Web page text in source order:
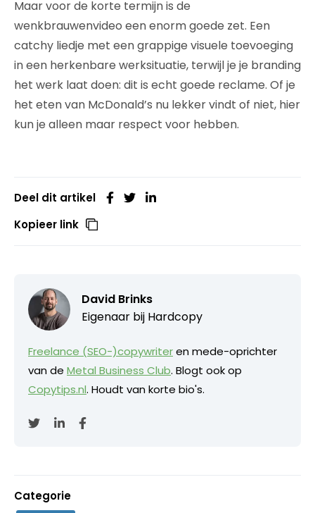
Maar voor de korte termijn is de
wenkbrauwenvideo een enorm goede zet. Een
catchy liedje met een grappige visuele toevoeging
in een herkenbare werksituatie, terwijl je je branding
het werk laat doen: dit is echt goede reclame. Of je
het eten van McDonald’s nu lekker vindt of niet, hier
kun je alleen maar respect voor hebben.
Deel dit artikel
Kopieer link
David Brinks
Eigenaar bij Hardcopy
Freelance (SEO-)copywriteren mede-oprichter
van de Metal Business Club. Blogt ook op
Copytips.nl. Houdt van korte bio's.
Categorie